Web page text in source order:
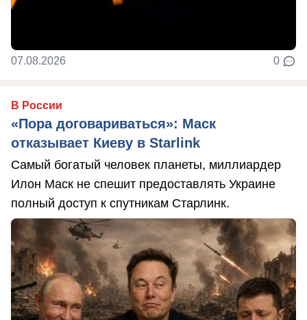
07.08.2026 0
В России
«Пора договариваться»: Маск
отказывает Киеву в Starlink
Самый богатый человек планеты, миллиардер
Илон Маск не спешит предоставлять Украине
полный доступ к спутникам Старлинк.